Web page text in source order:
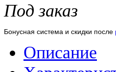
Под заказ
Бонусная система и скидки после
Описание